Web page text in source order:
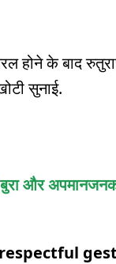
होने के बाद
सुनाई.
बुरा और